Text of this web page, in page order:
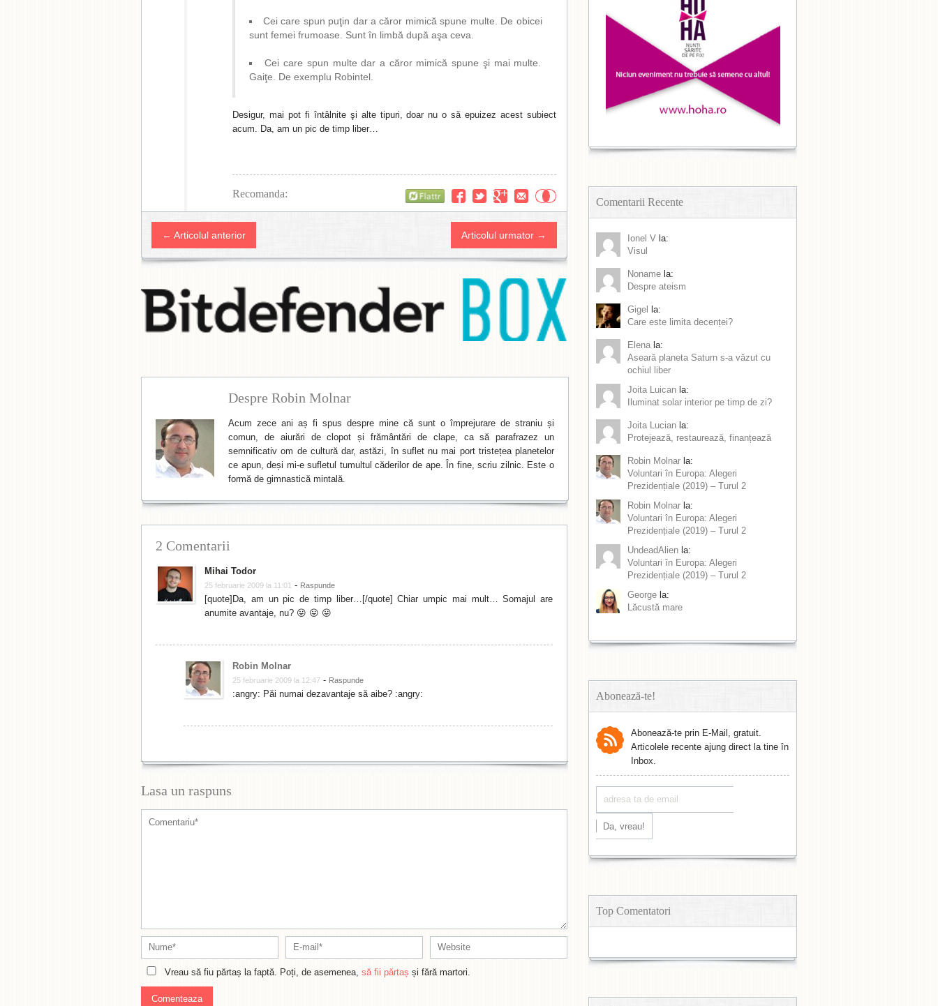
Cei care spun puţin dar a căror mimică spune multe. De obicei
sunt femei frumoase. Sunt în limbă după aşa ceva.
Cei care spun multe dar a căror mimică spune şi mai multe.
Gaiţe. De exemplu Robintel.
Desigur, mai pot fi întâlnite şi alte tipuri, doar nu o să epuizez acest subiect
acum. Da, am un pic de timp liber…
Recomanda:
← Articolul anterior Articolul urmator →
Despre Robin Molnar
Acum zece ani aș fi spus despre mine că sunt o împrejurare de straniu și
comun, de aiurări de clopot și frământări de clape, ca să parafrazez un
semnificativ om de cultură dar, astăzi, în suflet nu mai port tristețea planetelor
ce apun, deși mi-e sufletul tumultul căderilor de ape. În fine, scriu zilnic. Este o
formă de gimnastică mintală.
2 Comentarii
Mihai Todor
25 februarie 2009 la 11:01 - Raspunde
[quote]Da, am un pic de timp liber…[/quote] Chiar umpic mai mult… Somajul are
anumite avantaje, nu? 😛 😛 😛
Robin Molnar
25 februarie 2009 la 12:47 - Raspunde
:angry: Păi numai dezavantaje să aibe? :angry:
Lasa un raspuns
Vreau să fiu părtaș la faptă. Poți, de asemenea, să fii părtaș și fără martori.
Comentarii Recente
Ionel V la:
Visul
Noname la:
Despre ateism
Gigel
la:
Care este limita decenței?
Elena la:
Aseară planeta Saturn s-a văzut cu
ochiul liber
Joita Luican la:
Iluminat solar interior pe timp de zi?
Joita Lucian la:
Protejează, restaurează, finanțează
Robin Molnar la:
Voluntari în Europa: Alegeri
Prezidențiale (2019) – Turul 2
Robin Molnar la:
Voluntari în Europa: Alegeri
Prezidențiale (2019) – Turul 2
UndeadAlien la:
Voluntari în Europa: Alegeri
Prezidențiale (2019) – Turul 2
George la:
Lăcustă mare
Abonează-te!
Abonează-te prin E-Mail, gratuit.
Articolele recente ajung direct la tine în
Inbox.
Top Comentatori